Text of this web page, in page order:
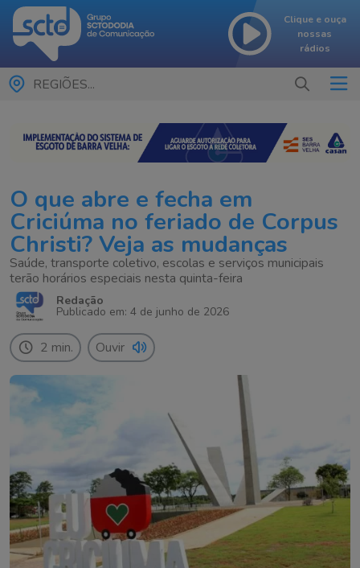
Clique e ouça
nossas
rádios
REGIÕES...
O que abre e fecha em
Criciúma no feriado de Corpus
Christi? Veja as mudanças
Saúde, transporte coletivo, escolas e serviços municipais
terão horários especiais nesta quinta-feira
Redação
Publicado em: 4 de junho de 2026
2 min. Ouvir